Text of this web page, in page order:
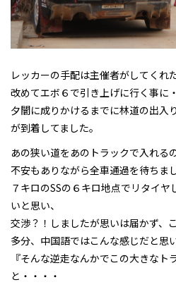
レッカーの手配は主催者がしてくれ
改めてエボ６で引き上げに行く事に
夕闇に成りかけるまでに林道の出入
が到着してました。
あの狭い道をあのトラックで入れる
不安もありながら全車通過を待ちまし
７キロのSSの６キロ地点でリタイ
いと思い、
交渉？！しましたが思いは届かず、
多分、中国語ではこんな感じだと思
『そんな逆走なんかでこの大きなト
と・・・・